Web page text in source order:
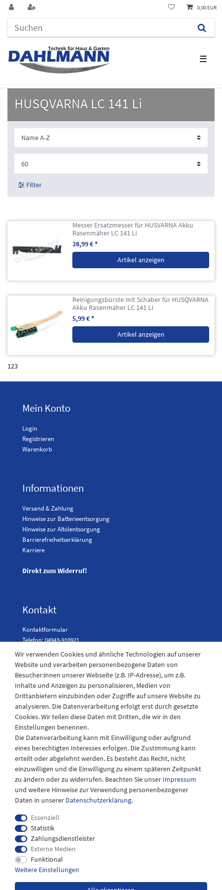
☰
0,00 EUR
HUSQVARNA LC 141 Li
Filter
Messer Ersatzmesser für HUSVARNA Akku
Rasenmäher LC 141 Li
28,99 € *
Artikel anzeigen
Reinigungsbürste mit Schaber für HUSQVARNA
Akku Rasenmäher LC 141 Li
5,99 € *
Artikel anzeigen
123
Mein Konto
Login
Registrieren
Warenkorb
Informationen
Versand & Zahlung
Hinweise zur Batterieentsorgung
Hinweise zur Altölentsorgung
Barrierefreiheitserklärung
Karriere
Direkt zum Widerruf!
Kontakt
Kontaktformular
Telefon: 04943-910921
Laden Öffnungszeiten
Montag - Freitag
08:30 - 12:30 und 13.00 - 17.30 Uhr
Samstags
08:30 bis 12:30 Uhr
Impressum
Widerrufs­recht
Wir verwenden Cookies und ähnliche Technologien auf unserer
Website und verarbeiten personenbezogene Daten von
Besucher:innen unserer Webseite (z.B. IP-Adresse), um z.B.
Inhalte und Anzeigen zu personalisieren, Medien von
Drittanbietern einzubinden oder Zugriffe auf unsere Website zu
analysieren. Die Datenverarbeitung erfolgt erst durch gesetzte
Cookies. Wir teilen diese Daten mit Dritten, die wir in den
Einstellungen benennen.
Die Datenverarbeitung kann mit Einwilligung oder aufgrund
eines berechtigten Interesses erfolgen. Die Zustimmung kann
erteilt oder abgelehnt werden. Es besteht das Recht, nicht
einzuwilligen und die Einwilligung zu einem späteren Zeitpunkt
zu ändern oder zu widerrufen. Beachten Sie unser Impressum
und weitere Hinweise zur Verwendung personenbezogener
Daten in unserer Daten­schutz­erklärung.
Essenziell
Statistik
Zahlungsdienstleister
Externe Medien
Funktional
Weitere Einstellungen